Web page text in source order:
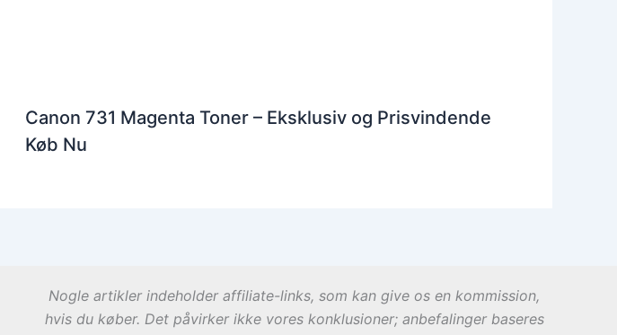
Canon 731 Magenta Toner – Eksklusiv og Prisvindende
Køb Nu
Nogle artikler indeholder affiliate-links, som kan give os en kommission,
hvis du køber. Det påvirker ikke vores konklusioner; anbefalinger baseres